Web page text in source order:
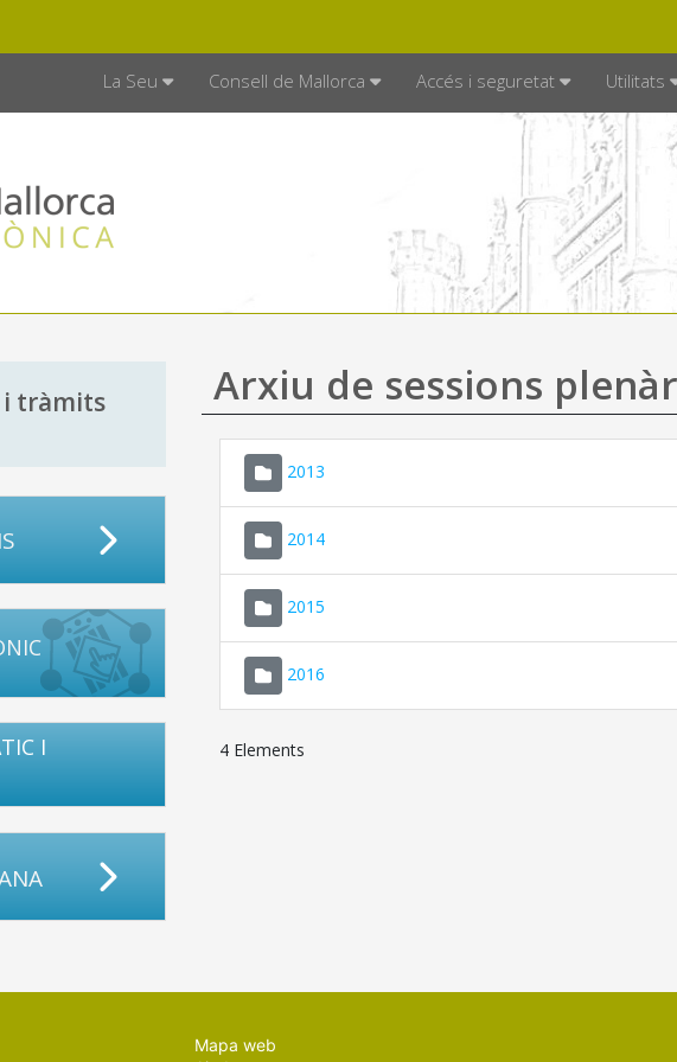
La Seu Consell de Mallorca Accés i seguretat Utilitats
i tràmits
I
Arxiu de sessions
2013
2014
2015
2016
4 Elements
Mapa web